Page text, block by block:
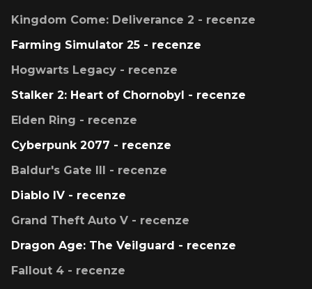
Kingdom Come: Deliverance 2 - recenze
Farming Simulator 25 - recenze
Hogwarts Legacy - recenze
Stalker 2: Heart of Chornobyl - recenze
Elden Ring - recenze
Cyberpunk 2077 - recenze
Baldur's Gate III - recenze
Diablo IV - recenze
Grand Theft Auto V - recenze
Dragon Age: The Veilguard - recenze
Fallout 4 - recenze